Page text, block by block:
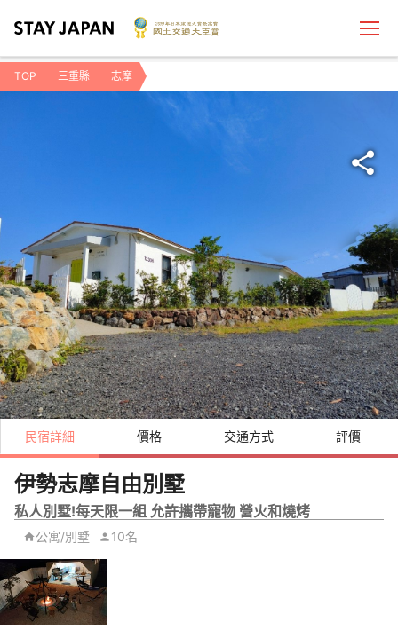
TOP 三重縣 志摩
民宿詳細 價格 交通方式 評價
伊勢志摩自由別墅
私人別墅!每天限一組 允許攜帶寵物 營火和燒烤
公寓/別墅 10名